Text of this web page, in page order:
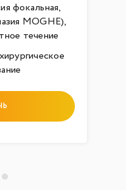
фокальная,
MOGHE),
течение